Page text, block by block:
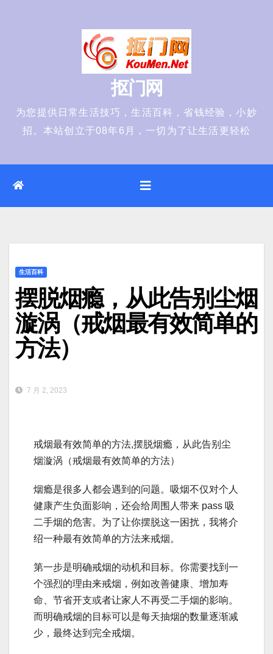
抠门网
为您提供日常生活技巧，生活百科，省钱经验，小妙
招。本站创立于08年6月，一切为了让生活更轻松
生活百科
摆脱烟瘾，从此告别尘烟
漩涡（戒烟最有效简单的
方法）
7 月 2, 2023
戒烟最有效简单的方法,摆脱烟瘾，从此告别尘
烟漩涡（戒烟最有效简单的方法）
烟瘾是很多人都会遇到的问题。吸烟不仅对个人
健康产生负面影响，还会给周围人带来 pass 吸
二手烟的危害。为了让你摆脱这一困扰，我将介
绍一种最有效简单的方法来戒烟。
第一步是明确戒烟的动机和目标。你需要找到一
个强烈的理由来戒烟，例如改善健康、增加寿
命、节省开支或者让家人不再受二手烟的影响。
而明确戒烟的目标可以是每天抽烟的数量逐渐减
少，最终达到完全戒烟。